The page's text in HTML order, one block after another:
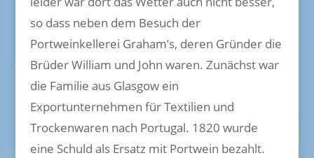
so dass neben dem Besuch der
Portweinkellerei Graham’s, deren Gründer die
Brüder William und John waren. Zunächst war
die Familie aus Glasgow ein
Exportunternehmen für Textilien und
Trockenwaren nach Portugal. 1820 wurde
eine Schuld als Ersatz mit Portwein bezahlt.